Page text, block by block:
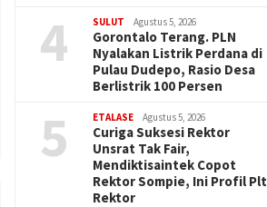
4 SULUT Agustus 5, 2026
Gorontalo Terang. PLN
Nyalakan Listrik Perdana di
Pulau Dudepo, Rasio Desa
Berlistrik 100 Persen
5 ETALASE Agustus 5, 2026
Curiga Suksesi Rektor
Unsrat Tak Fair,
Mendiktisaintek Copot
Rektor Sompie, Ini Profil Plt
Rektor